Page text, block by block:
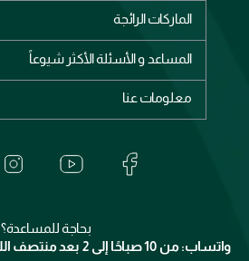
الأكثر مبيعاً
اشترِ بطاقة هدية
الماركات الرائجة
بربري
إيف سان لوران
المساعد و الأسئلة الأكثر شيوعاً
الإرجاع
معلومات عنا
خدمات المعارض
برنامج الولاء ميوز
بحاجة للمساعدة؟
واتساب: من 10 صباحًا إلى 2 بعد منتصف الليل (من الإثنين إلى الأحد)